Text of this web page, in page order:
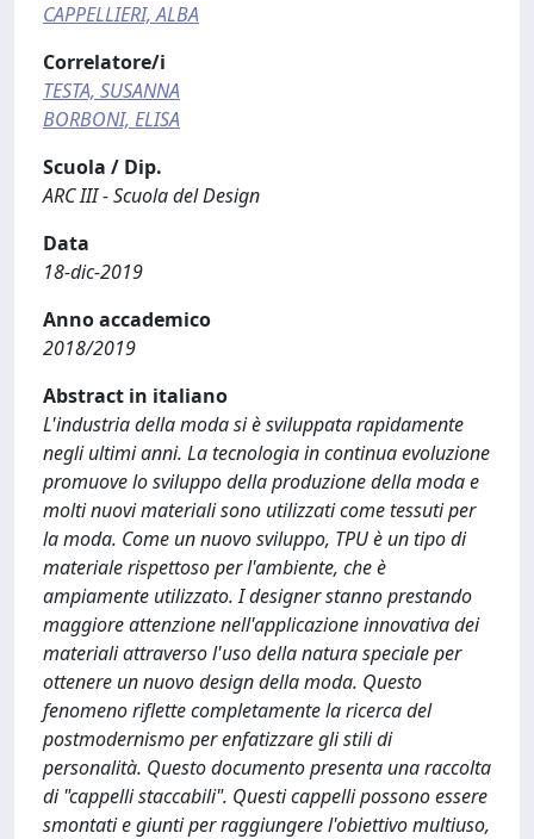
CAPPELLIERI, ALBA
Correlatore/i
TESTA, SUSANNA
BORBONI, ELISA
Scuola / Dip.
ARC III - Scuola del Design
Data
18-dic-2019
Anno accademico
2018/2019
Abstract in italiano
L'industria della moda si è sviluppata rapidamente
negli ultimi anni. La tecnologia in continua evoluzione
promuove lo sviluppo della produzione della moda e
molti nuovi materiali sono utilizzati come tessuti per
la moda. Come un nuovo sviluppo, TPU è un tipo di
materiale rispettoso per l'ambiente, che è
ampiamente utilizzato. I designer stanno prestando
maggiore attenzione nell'applicazione innovativa dei
materiali attraverso l'uso della natura speciale per
ottenere un nuovo design della moda. Questo
fenomeno riflette completamente la ricerca del
postmodernismo per enfatizzare gli stili di
personalità. Questo documento presenta una raccolta
di "cappelli staccabili". Questi cappelli possono essere
smontati e giunti per raggiungere l'obiettivo multiuso,